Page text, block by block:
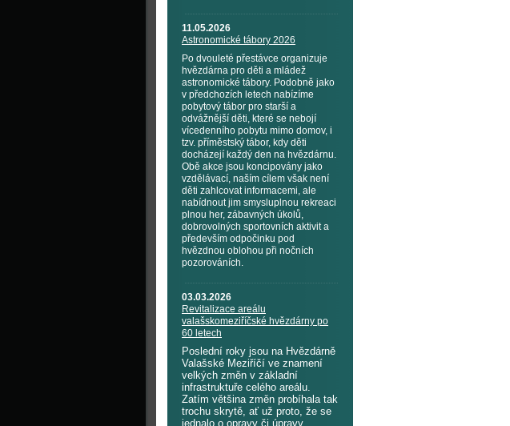
11.05.2026
Astronomické tábory 2026
Po dvouleté přestávce organizuje
hvězdárna pro děti a mládež
astronomické tábory. Podobně jako
v předchozích letech nabízíme
pobytový tábor pro starší a
odvážnější děti, které se nebojí
vícedenního pobytu mimo domov, i
tzv. příměstský tábor, kdy děti
docházejí každý den na hvězdárnu.
Obě akce jsou koncipovány jako
vzdělávací, naším cílem však není
děti zahlcovat informacemi, ale
nabídnout jim smysluplnou rekreaci
plnou her, zábavných úkolů,
dobrovolných sportovních aktivit a
především odpočinku pod
hvězdnou oblohou při nočních
pozorováních.
03.03.2026
Revitalizace areálu
valašskomeziříčské hvězdárny po
60 letech
Poslední roky jsou na Hvězdárně
Valašské Meziříčí ve znamení
velkých změn v základní
infrastruktuře celého areálu.
Zatím většina změn probíhala tak
trochu skrytě, ať už proto, že se
jednalo o opravy či úpravy